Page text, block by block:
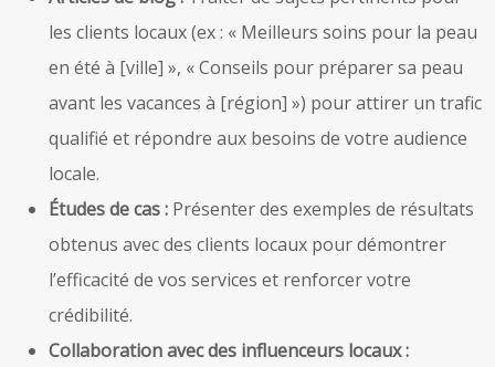
les clients locaux (ex : « Meilleurs soins pour la peau
en été à [ville] », « Conseils pour préparer sa peau
avant les vacances à [région] ») pour attirer un trafic
qualifié et répondre aux besoins de votre audience
locale.
Études de cas : Présenter des exemples de résultats
obtenus avec des clients locaux pour démontrer
l’efficacité de vos services et renforcer votre
crédibilité.
Collaboration avec des influenceurs locaux :